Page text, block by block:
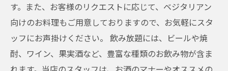
す。また、お客様のリクエストに応じて、ベジタリアン
向けのお料理もご用意しておりますので、お気軽にスタ
ッフにお声掛けください。 飲み放題には、ビールや焼
酎、ワイン、果実酒など、豊富な種類のお飲み物が含ま